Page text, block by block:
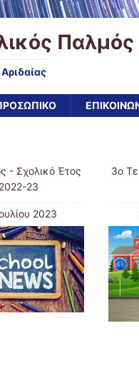
Παλμός
- Σχολικό Έτος
2022-23
2023
3ο